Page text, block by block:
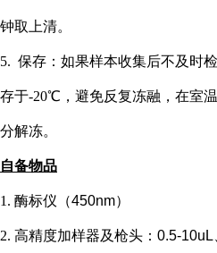
钟取上清。
5. 保存：如果样本收集后不及时
存于-20℃，避免反复冻融，在室
分解冻。
自备物品
1. 酶标仪（450nm）
2. 高精度加样器及枪头： 0.5-